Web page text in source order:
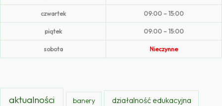
czwartek 09:00 – 15:00
piątek 09:00 – 15:00
sobota Nieczynne
aktualności banery działalność edukacyjna